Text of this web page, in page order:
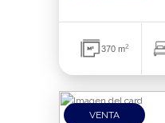
370 m2
VENTA